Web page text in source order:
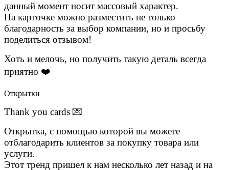
данный момент носит массовый характер.
На карточке можно разместить не только
благодарность за выбор компании, но и просьбу
поделиться отзывом!
Хоть и мелочь, но получить такую деталь всегда
приятно ❤️
Открытки
Thank you cards 💌
Открытка, с помощью которой вы можете
отблагодарить клиентов за покупку товара или
услуги.
Этот тренд пришел к нам несколько лет назад и на